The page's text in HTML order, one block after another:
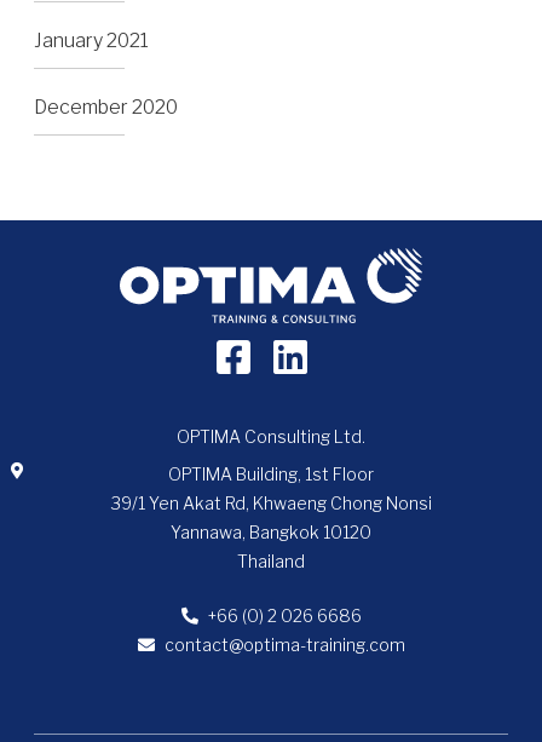
January 2021
December 2020
OPTIMA Consulting Ltd.
OPTIMA Building, 1st Floor
39/1 Yen Akat Rd, Khwaeng Chong Nonsi
Yannawa, Bangkok 10120
Thailand
+66 (0) 2 026 6686
contact@optima-training.com